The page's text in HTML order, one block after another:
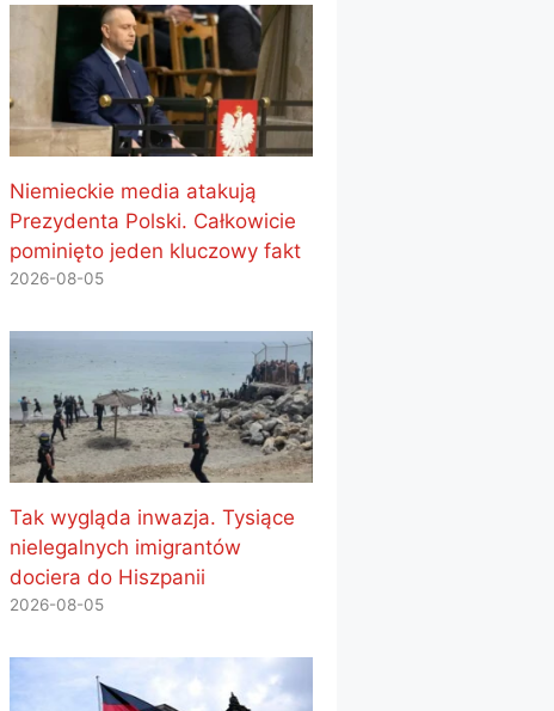
Niemieckie media atakują
Prezydenta Polski. Całkowicie
pominięto jeden kluczowy fakt
2026-08-05
Tak wygląda inwazja. Tysiące
nielegalnych imigrantów
dociera do Hiszpanii
2026-08-05